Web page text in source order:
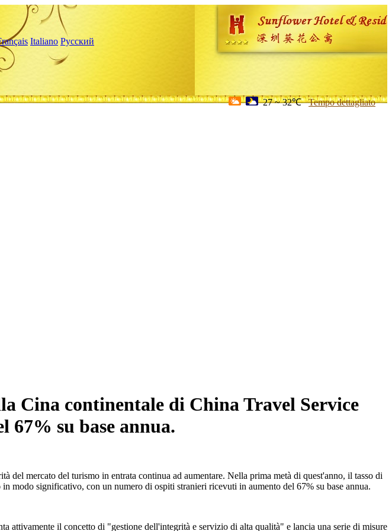
Italiano Русский
27 ~ 32℃ Tempo dettagliato
Cina continentale di China Travel Service
67% su base annua.
del mercato del turismo in entrata continua ad aumentare. Nella prima metà di quest'anno, il tasso di
modo significativo, con un numero di ospiti stranieri ricevuti in aumento del 67% su base annua.
il concetto di "gestione dell'integrità e servizio di alta qualità" e lancia una serie di misure